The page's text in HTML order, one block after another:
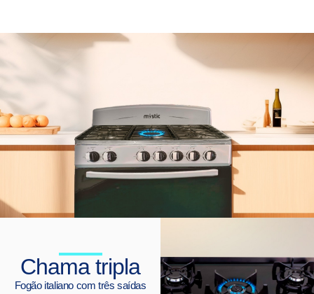
Chama tripla
Fogão italiano com três saídas